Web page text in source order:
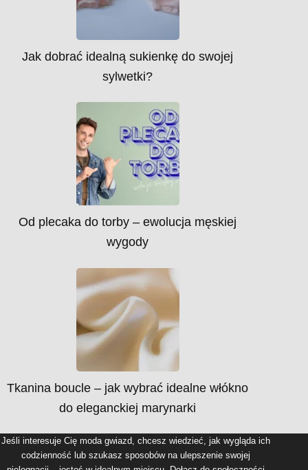
Jak dobrać idealną sukienkę do swojej
sylwetki?
Od plecaka do torby – ewolucja męskiej
wygody
Tkanina boucle – jak wybrać idealne włókno
do eleganckiej marynarki
Jeśli interesuje Cię moda gwiazd, chcesz wiedzieć, jak wygląda ich
codzienność lub szukasz sposobów na ulepszenie swojej